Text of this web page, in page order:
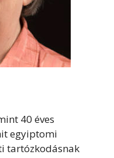
40 éves
egyiptomi
tartózkodásnak